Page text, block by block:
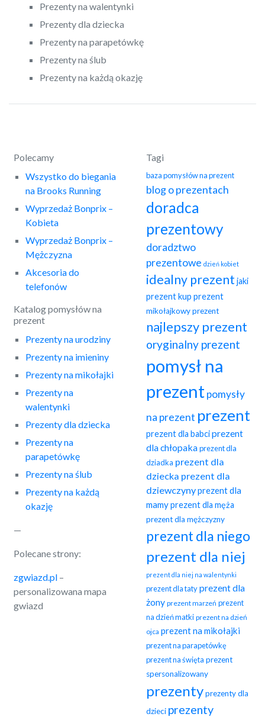
Prezenty na walentynki
Prezenty dla dziecka
Prezenty na parapetówkę
Prezenty na ślub
Prezenty na każdą okazję
Polecamy
Wszystko do biegania
na Brooks Running
Wyprzedaż Bonprix –
Kobieta
Wyprzedaż Bonprix –
Mężczyzna
Akcesoria do
telefonów
Katalog pomysłów na
prezent
Prezenty na urodziny
Prezenty na imieniny
Prezenty na mikołajki
Prezenty na
walentynki
Prezenty dla dziecka
Prezenty na
parapetówkę
Prezenty na ślub
Prezenty na każdą
okazję
—
Polecane strony:
zgwiazd.pl –
personalizowana mapa
gwiazd
Tagi
baza pomysłów na prezent
blog o prezentach
doradca
prezentowy
doradztwo
prezentowe dzień kobiet
idealny prezent jaki
prezentkup prezent
mikołajkowy prezent
najlepszy prezent
oryginalny prezent
pomysł na
prezentpomysły
na prezent prezent
prezent dla babciprezent
dla chłopakaprezent dla
dziadka prezent dla
dziecka prezent dla
dziewczynyprezent dla
mamyprezent dla męża
prezent dla mężczyzny
prezent dla niego
prezent dla niej
prezent dla niej na walentynki
prezent dla tatyprezent dla
żony prezent marzeń prezent
na dzień matki prezent na dzień
ojca prezent na mikołajki
prezent na parapetówkę
prezent na święta prezent
spersonalizowany
prezentyprezenty dla
dzieci prezenty